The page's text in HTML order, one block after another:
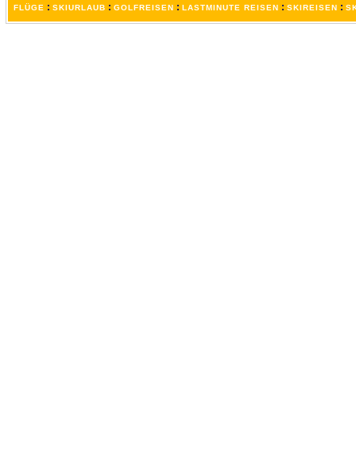
FLÜGE : SKIURLAUB : GOLFREISEN : LASTMINUTE REISEN : SKIREISEN :